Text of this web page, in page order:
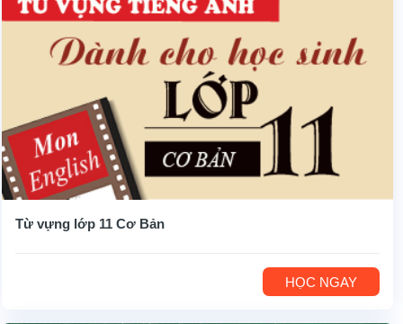
Từ vựng lớp 11 Cơ Bản
HỌC NGAY